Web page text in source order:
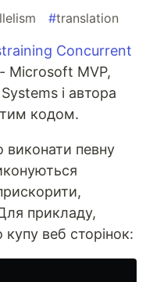
#translation
Concurrent
Microsoft MVP,
і автора
кодом.
певну
прикладу,
веб сторінок: